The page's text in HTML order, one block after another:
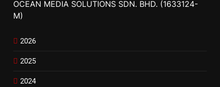
OCEAN MEDIA SOLUTIONS SDN. BHD. (1633124-
M)
2026
2025
2024